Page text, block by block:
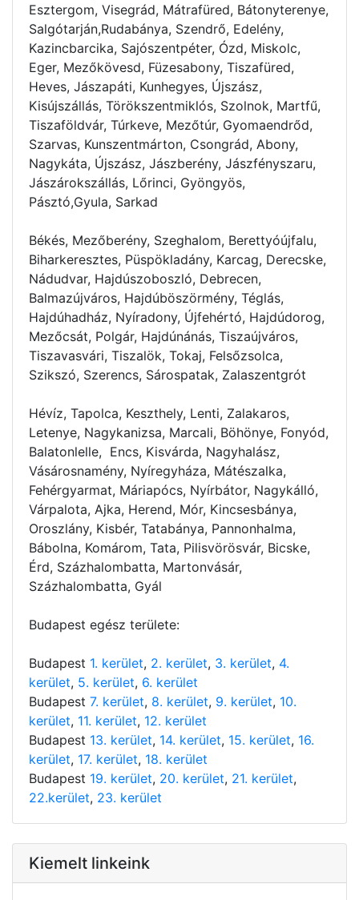
Esztergom, Visegrád, Mátrafüred, Bátonyterenye,
Salgótarján,Rudabánya, Szendrő, Edelény,
Kazincbarcika, Sajószentpéter, Ózd, Miskolc,
Eger, Mezőkövesd, Füzesabony, Tiszafüred,
Heves, Jászapáti, Kunhegyes, Újszász,
Kisújszállás, Törökszentmiklós, Szolnok, Martfű,
Tiszaföldvár, Túrkeve, Mezőtúr, Gyomaendrőd,
Szarvas, Kunszentmárton, Csongrád, Abony,
Nagykáta, Újszász, Jászberény, Jászfényszaru,
Jászárokszállás, Lőrinci, Gyöngyös,
Pásztó,Gyula, Sarkad
Békés, Mezőberény, Szeghalom, Berettyóújfalu,
Biharkeresztes, Püspökladány, Karcag, Derecske,
Nádudvar, Hajdúszoboszló, Debrecen,
Balmazújváros, Hajdúböszörmény, Téglás,
Hajdúhadház, Nyíradony, Újfehértó, Hajdúdorog,
Mezőcsát, Polgár, Hajdúnánás, Tiszaújváros,
Tiszavasvári, Tiszalök, Tokaj, Felsőzsolca,
Szikszó, Szerencs, Sárospatak, Zalaszentgrót
Hévíz, Tapolca, Keszthely, Lenti, Zalakaros,
Letenye, Nagykanizsa, Marcali, Böhönye, Fonyód,
Balatonlelle, Encs, Kisvárda, Nagyhalász,
Vásárosnamény, Nyíregyháza, Mátészalka,
Fehérgyarmat, Máriapócs, Nyírbátor, Nagykálló,
Várpalota, Ajka, Herend, Mór, Kincsesbánya,
Oroszlány, Kisbér, Tatabánya, Pannonhalma,
Bábolna, Komárom, Tata, Pilisvörösvár, Bicske,
Érd, Százhalombatta, Martonvásár,
Százhalombatta, Gyál
Budapest egész területe:
Budapest 1. kerület, 2. kerület, 3. kerület, 4.
kerület, 5. kerület, 6. kerület
Budapest 7. kerület, 8. kerület, 9. kerület, 10.
kerület, 11. kerület, 12. kerület
Budapest 13. kerület, 14. kerület, 15. kerület, 16.
kerület, 17. kerület, 18. kerület
Budapest 19. kerület, 20. kerület, 21. kerület,
22.kerület, 23. kerület
Kiemelt linkeink